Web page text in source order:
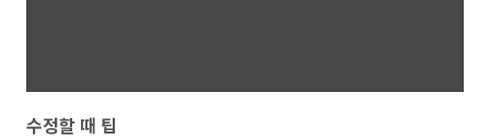
수정할 때 팁